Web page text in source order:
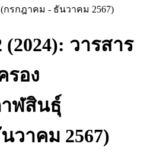
รกฎาคม - ธันวาคม 2567)
วารสาร
รอง
ฬสินธุ์
วาคม 2567)